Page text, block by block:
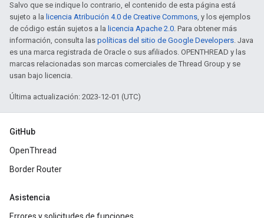
Salvo que se indique lo contrario, el contenido de esta página está
sujeto a la licencia Atribución 4.0 de Creative Commons, y los ejemplos
de código están sujetos a la licencia Apache 2.0. Para obtener más
información, consulta las políticas del sitio de Google Developers. Java
es una marca registrada de Oracle o sus afiliados. OPENTHREAD y las
marcas relacionadas son marcas comerciales de Thread Group y se
usan bajo licencia.
Última actualización: 2023-12-01 (UTC)
GitHub
OpenThread
Border Router
Asistencia